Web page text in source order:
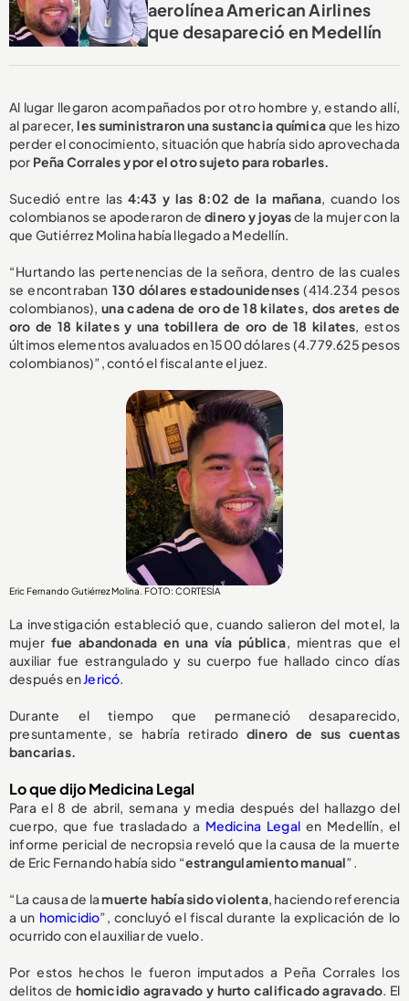
aerolínea American Airlines
que desapareció en Medellín
Al lugar llegaron acompañados por otro hombre y, estando allí,
al parecer,les suministraron una sustancia químicaque les hizo
perder el conocimiento, situación que habría sido aprovechada
por Peña Corrales y por el otro sujeto para robarles.
Sucedió entre las 4:43 y las 8:02 de la mañana, cuando los
colombianos se apoderaron dedinero y joyasde la mujer con la
que Gutiérrez Molina había llegado a Medellín.
“Hurtando las pertenencias de la señora, dentro de las cuales
se encontraban 130 dólares estadounidenses (414.234 pesos
colombianos),una cadena de oro de 18 kilates, dos aretes de
oro de 18 kilates y una tobillera de oro de 18 kilates , estos
últimos elementos avaluados en 1500 dólares (4.779.625 pesos
colombianos)”, contó el fiscal ante el juez.
Eric Fernando Gutiérrez Molina. FOTO: CORTESÍA
La investigación estableció que, cuando salieron del motel, la
mujer fue abandonada en una vía pública , mientras que el
auxiliar fue estrangulado y su cuerpo fue hallado cinco días
después en Jericó
Durante el tiempo que permaneció desaparecido,
presuntamente, se habría retirado dinero de sus cuentas
bancarias.
Lo que dijo Medicina Legal
Para el 8 de abril, semana y media después del hallazgo del
cuerpo, que fue trasladado a Medicina Legal en Medellín, el
informe pericial de necropsia reveló que la causa de la muerte
de Eric Fernando había sido “estrangulamiento manual”.
“La causa de lamuerte había sido violenta, haciendo referencia
a un homicidio”, concluyó el fiscal durante la explicación de lo
ocurrido con el auxiliar de vuelo.
Por estos hechos le fueron imputados a Peña Corrales los
delitos de homicidio agravado y hurto calificado agravado. El